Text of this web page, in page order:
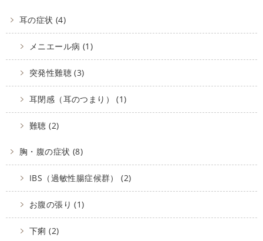
耳の症状 (4)
メニエール病 (1)
突発性難聴 (3)
耳閉感（耳のつまり） (1)
難聴 (2)
胸・腹の症状 (8)
IBS（過敏性腸症候群） (2)
お腹の張り (1)
下痢 (2)